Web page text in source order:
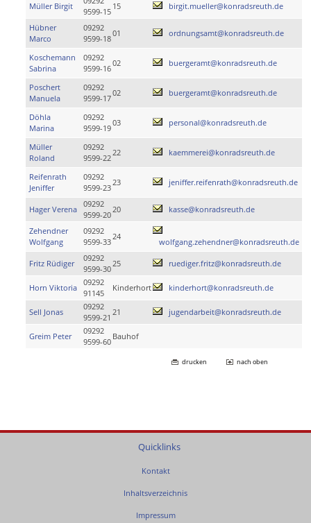
Müller Birgit
9599-15
15 birgit.mueller@konradsreuth.de
Hübner
Marco
09292
9599-18
01 ordnungsamt@konradsreuth.de
Koschemann
Sabrina
09292
9599-16
02 buergeramt@konradsreuth.de
Poschert
Manuela
09292
9599-17
02 buergeramt@konradsreuth.de
Döhla
Marina
09292
9599-19
03 personal@konradsreuth.de
Müller
Roland
09292
9599-22
22 kaemmerei@konradsreuth.de
Reifenrath
Jeniffer
09292
9599-23
23 jeniffer.reifenrath@konradsreuth.de
Hager Verena
09292
9599-20
20 kasse@konradsreuth.de
Zehendner
Wolfgang
09292
9599-33
24
wolfgang.zehendner@konradsreuth.de
Fritz Rüdiger
09292
9599-30
25 ruediger.fritz@konradsreuth.de
Horn Viktoria
09292
91145
Kinderhort kinderhort@konradsreuth.de
Sell Jonas
09292
9599-21
21 jugendarbeit@konradsreuth.de
Greim Peter
09292
9599-60
Bauhof
drucken nach oben
Quicklinks
Kontakt
Inhaltsverzeichnis
Impressum